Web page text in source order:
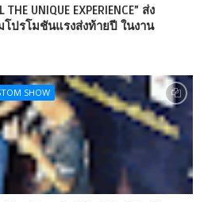
UNIQUE EXPERIENCE” ส่ง
ปรโมชันแรงส่งท้ายปี ในงาน
SHOW